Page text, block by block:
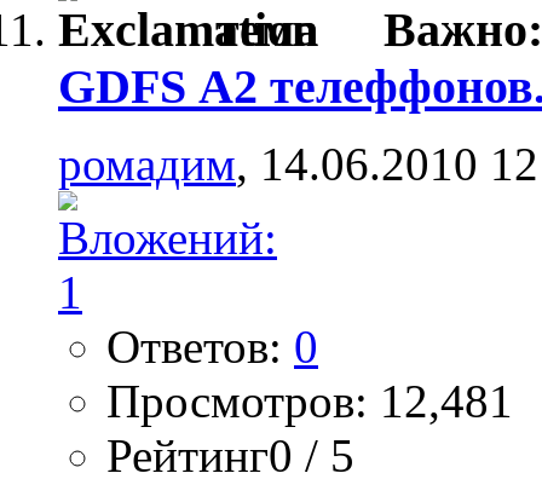
GDFS А2
ромадим, 14.06.2010
Ответов: 0
Просмотров: 12,481
Рейтинг0 / 5